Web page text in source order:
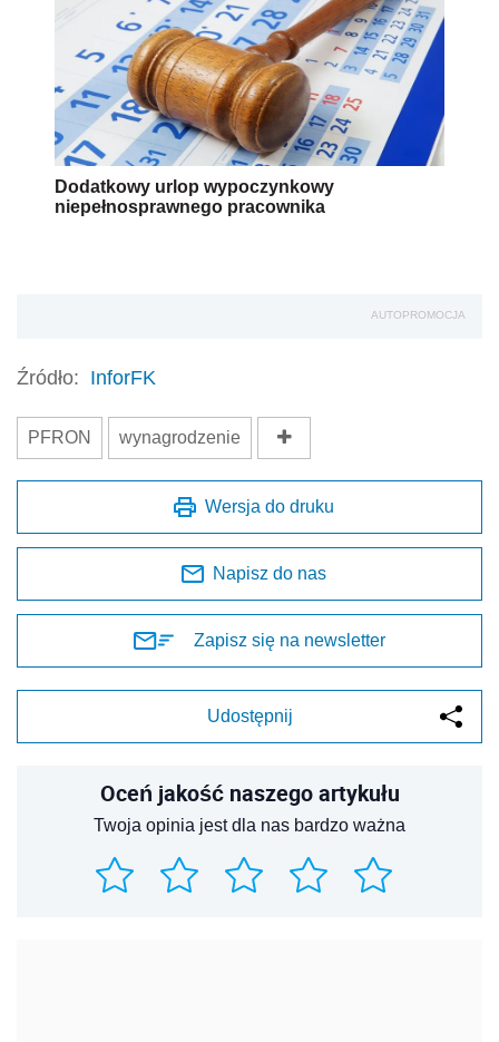
Dodatkowy urlop wypoczynkowy
niepełnosprawnego pracownika
AUTOPROMOCJA
Źródło: InforFK
PFRON wynagrodzenie
Wersja do druku
Napisz do nas
Zapisz się na newsletter
Udostępnij
Oceń jakość naszego artykułu
Twoja opinia jest dla nas bardzo ważna